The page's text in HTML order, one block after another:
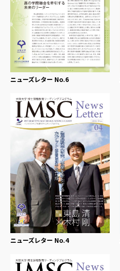
ニューズレター No.6
ニューズレター No.4